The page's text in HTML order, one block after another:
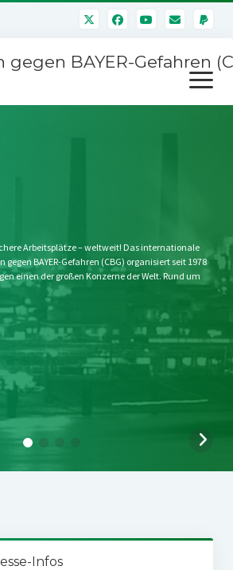
gegen BAYER-Gefahren
Menü
öffnen
Arbeitsplätze – weltweit! Das internationale
BAYER-Gefahren (CBG) organisiert seit 1978
einen der großen Konzerne der Welt. Rund um
Infos